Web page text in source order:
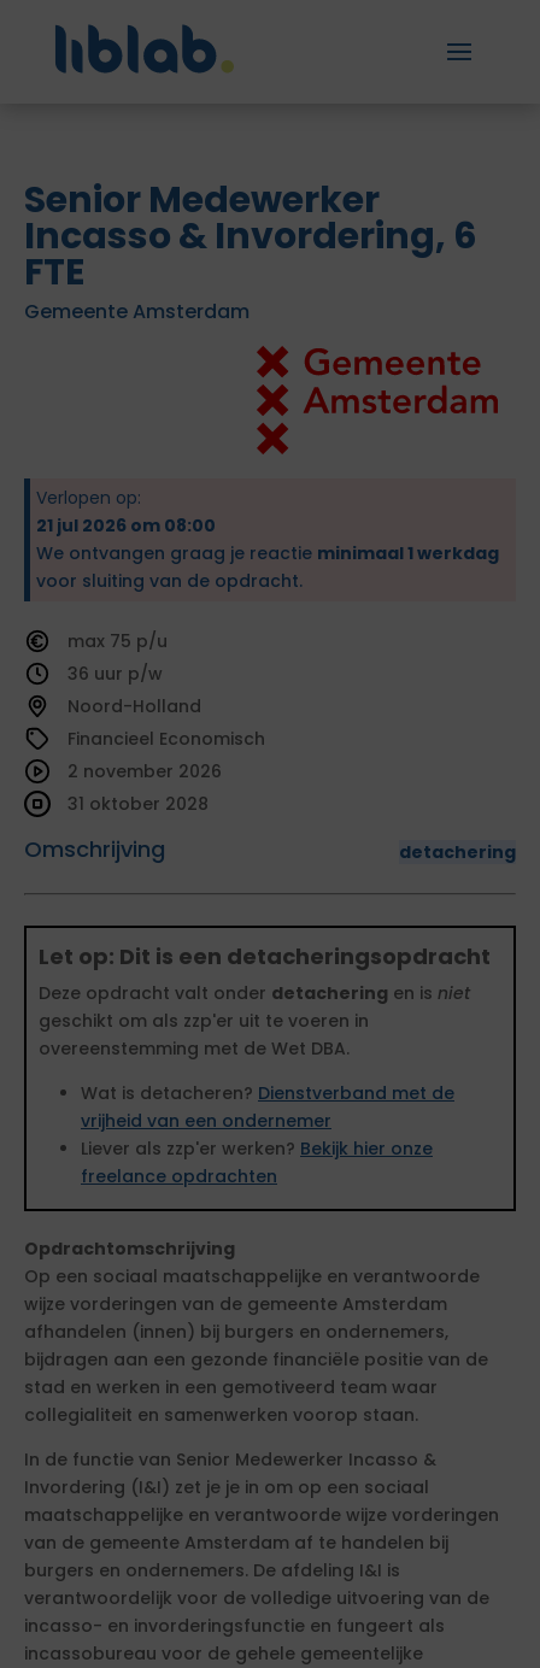
Senior Medewerker
Incasso & Invordering, 6
FTE
Gemeente Amsterdam
Verlopen op:
21 jul 2026 om 08:00
We ontvangen graag je reactie minimaal 1 werkdag
voor sluiting van de opdracht.
75
36
Noord-Holland
Financieel Economisch
Omschrijving detachering
2 november 2026
31 oktober 2028
Let op: Dit is een detacheringsopdracht
Deze opdracht valt onder detachering en is niet
geschikt om als zzp'er uit te voeren in
overeenstemming met de Wet DBA.
Wat is detacheren? Dienstverband met de
vrijheid van een ondernemer
Liever als zzp'er werken? Bekijk hier onze
freelance opdrachten
Opdrachtomschrijving
Op een sociaal maatschappelijke en verantwoorde
wijze vorderingen van de gemeente Amsterdam
afhandelen (innen) bij burgers en ondernemers,
bijdragen aan een gezonde financiële positie van de
stad en werken in een gemotiveerd team waar
collegialiteit en samenwerken voorop staan.
In de functie van Senior Medewerker Incasso &
Invordering (I&I) zet je je in om op een sociaal
maatschappelijke en verantwoorde wijze vorderingen
van de gemeente Amsterdam af te handelen bij
burgers en ondernemers. De afdeling I&I is
verantwoordelijk voor de volledige uitvoering van de
incasso- en invorderingsfunctie en fungeert als
incassobureau voor de gehele gemeentelijke